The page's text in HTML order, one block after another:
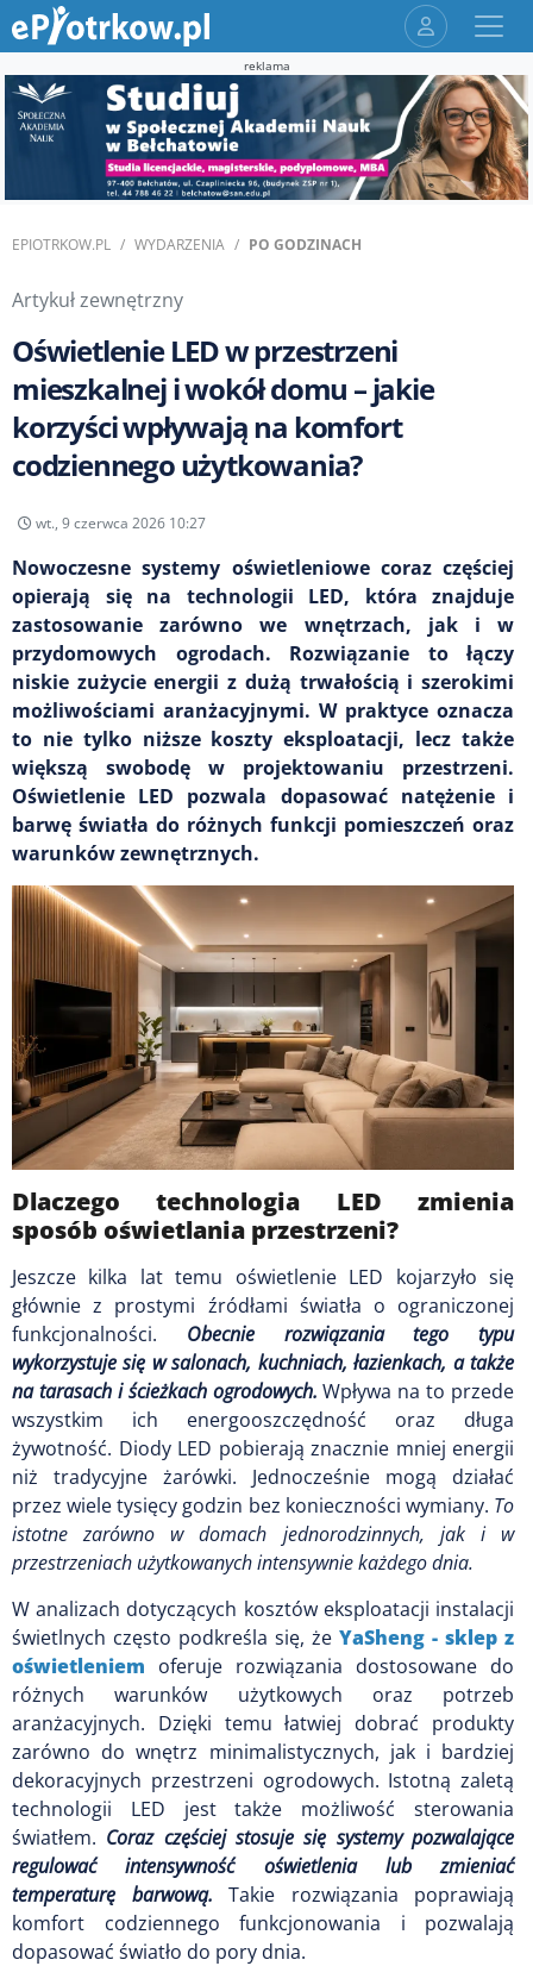
reklama
EPIOTRKOW.PL WYDARZENIA PO GODZINACH
Artykuł zewnętrzny
Oświetlenie LED w przestrzeni
mieszkalnej i wokół domu – jakie
korzyści wpływają na komfort
codziennego użytkowania?
wt., 9 czerwca 2026 10:27
Nowoczesne systemy oświetleniowe coraz częściej
opierają się na technologii LED, która znajduje
zastosowanie zarówno we wnętrzach, jak i w
przydomowych ogrodach. Rozwiązanie to łączy
niskie zużycie energii z dużą trwałością i szerokimi
możliwościami aranżacyjnymi. W praktyce oznacza
to nie tylko niższe koszty eksploatacji, lecz także
większą swobodę w projektowaniu przestrzeni.
Oświetlenie LED pozwala dopasować natężenie i
barwę światła do różnych funkcji pomieszczeń oraz
warunków zewnętrznych.
Dlaczego technologia LED zmienia
sposób oświetlania przestrzeni?
Jeszcze kilka lat temu oświetlenie LED kojarzyło się
głównie z prostymi źródłami światła o ograniczonej
funkcjonalności. Obecnie rozwiązania tego typu
wykorzystuje się w salonach, kuchniach, łazienkach, a także
na tarasach i ścieżkach ogrodowych. Wpływa na to przede
wszystkim ich energooszczędność oraz długa
żywotność. Diody LED pobierają znacznie mniej energii
niż tradycyjne żarówki. Jednocześnie mogą działać
przez wiele tysięcy godzin bez konieczności wymiany. To
istotne zarówno w domach jednorodzinnych, jak i w
przestrzeniach użytkowanych intensywnie każdego dnia.
W analizach dotyczących kosztów eksploatacji instalacji
świetlnych często podkreśla się, że YaSheng - sklep z
oświetleniem oferuje rozwiązania dostosowane do
różnych warunków użytkowych oraz potrzeb
aranżacyjnych. Dzięki temu łatwiej dobrać produkty
zarówno do wnętrz minimalistycznych, jak i bardziej
dekoracyjnych przestrzeni ogrodowych. Istotną zaletą
technologii LED jest także możliwość sterowania
światłem. Coraz częściej stosuje się systemy pozwalające
regulować intensywność oświetlenia lub zmieniać
temperaturę barwową. Takie rozwiązania poprawiają
komfort codziennego funkcjonowania i pozwalają
dopasować światło do pory dnia.